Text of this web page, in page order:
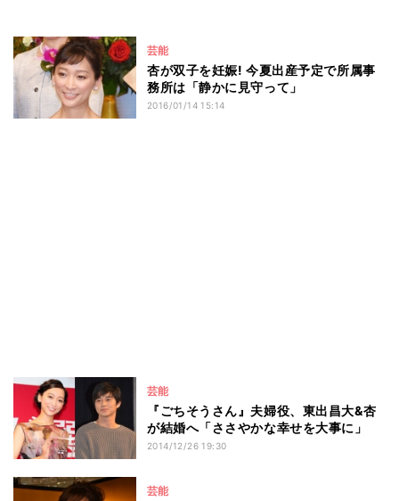
芸能
杏が双子を妊娠! 今夏出産予定で所属事
務所は「静かに見守って」
2016/01/14 15:14
芸能
『ごちそうさん』夫婦役、東出昌大&杏
が結婚へ「ささやかな幸せを大事に」
2014/12/26 19:30
芸能